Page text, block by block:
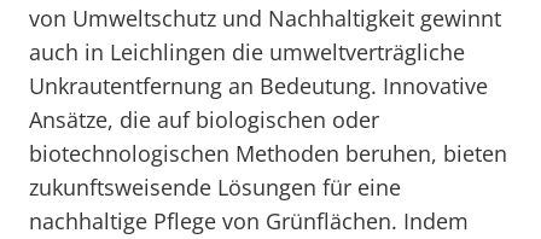
von Umweltschutz und Nachhaltigkeit gewinnt
auch in Leichlingen die umweltverträgliche
Unkrautentfernung an Bedeutung. Innovative
Ansätze, die auf biologischen oder
biotechnologischen Methoden beruhen, bieten
zukunftsweisende Lösungen für eine
nachhaltige Pflege von Grünflächen. Indem